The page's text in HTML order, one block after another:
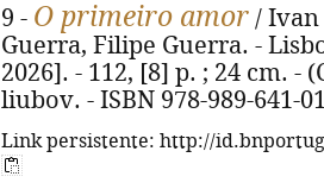
9 - O primeiro amor / Ivan
Guerra, Filipe Guerra. -
2026]. - 112, [8] p. ; 24 cm. -
liubov. - ISBN 978-989-641-
Link persistente: http://